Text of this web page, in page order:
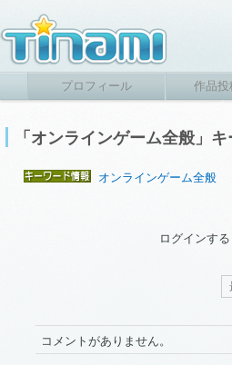
プロフィール 作品投
「オンラインゲーム全般」
オンラインゲーム全般
ログインす
コメントがありません。